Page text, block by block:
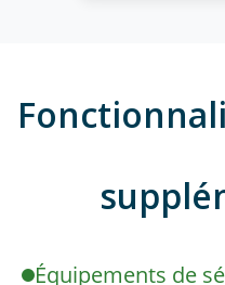
Équipements de